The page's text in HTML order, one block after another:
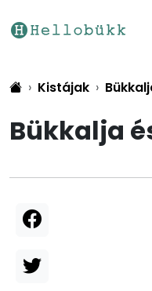
Kistájak
Bükkalja